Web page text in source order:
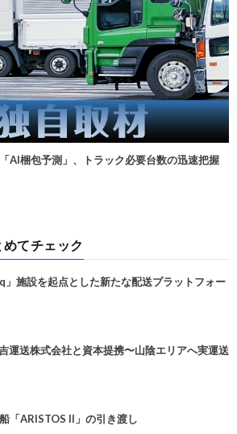
AI梱包予測」、トラック必要台数の迅速把握
めてチェック
施設を起点とした新たな配送プラットフォー
送株式会社と資本提携〜山陰エリアへ実運送
「ARISTOS II」の引き渡し